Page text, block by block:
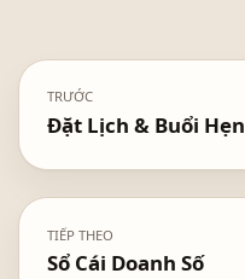
TRƯỚC
Đặt Lịch & Buổi Hẹn
TIẾP THEO
Sổ Cái Doanh Số